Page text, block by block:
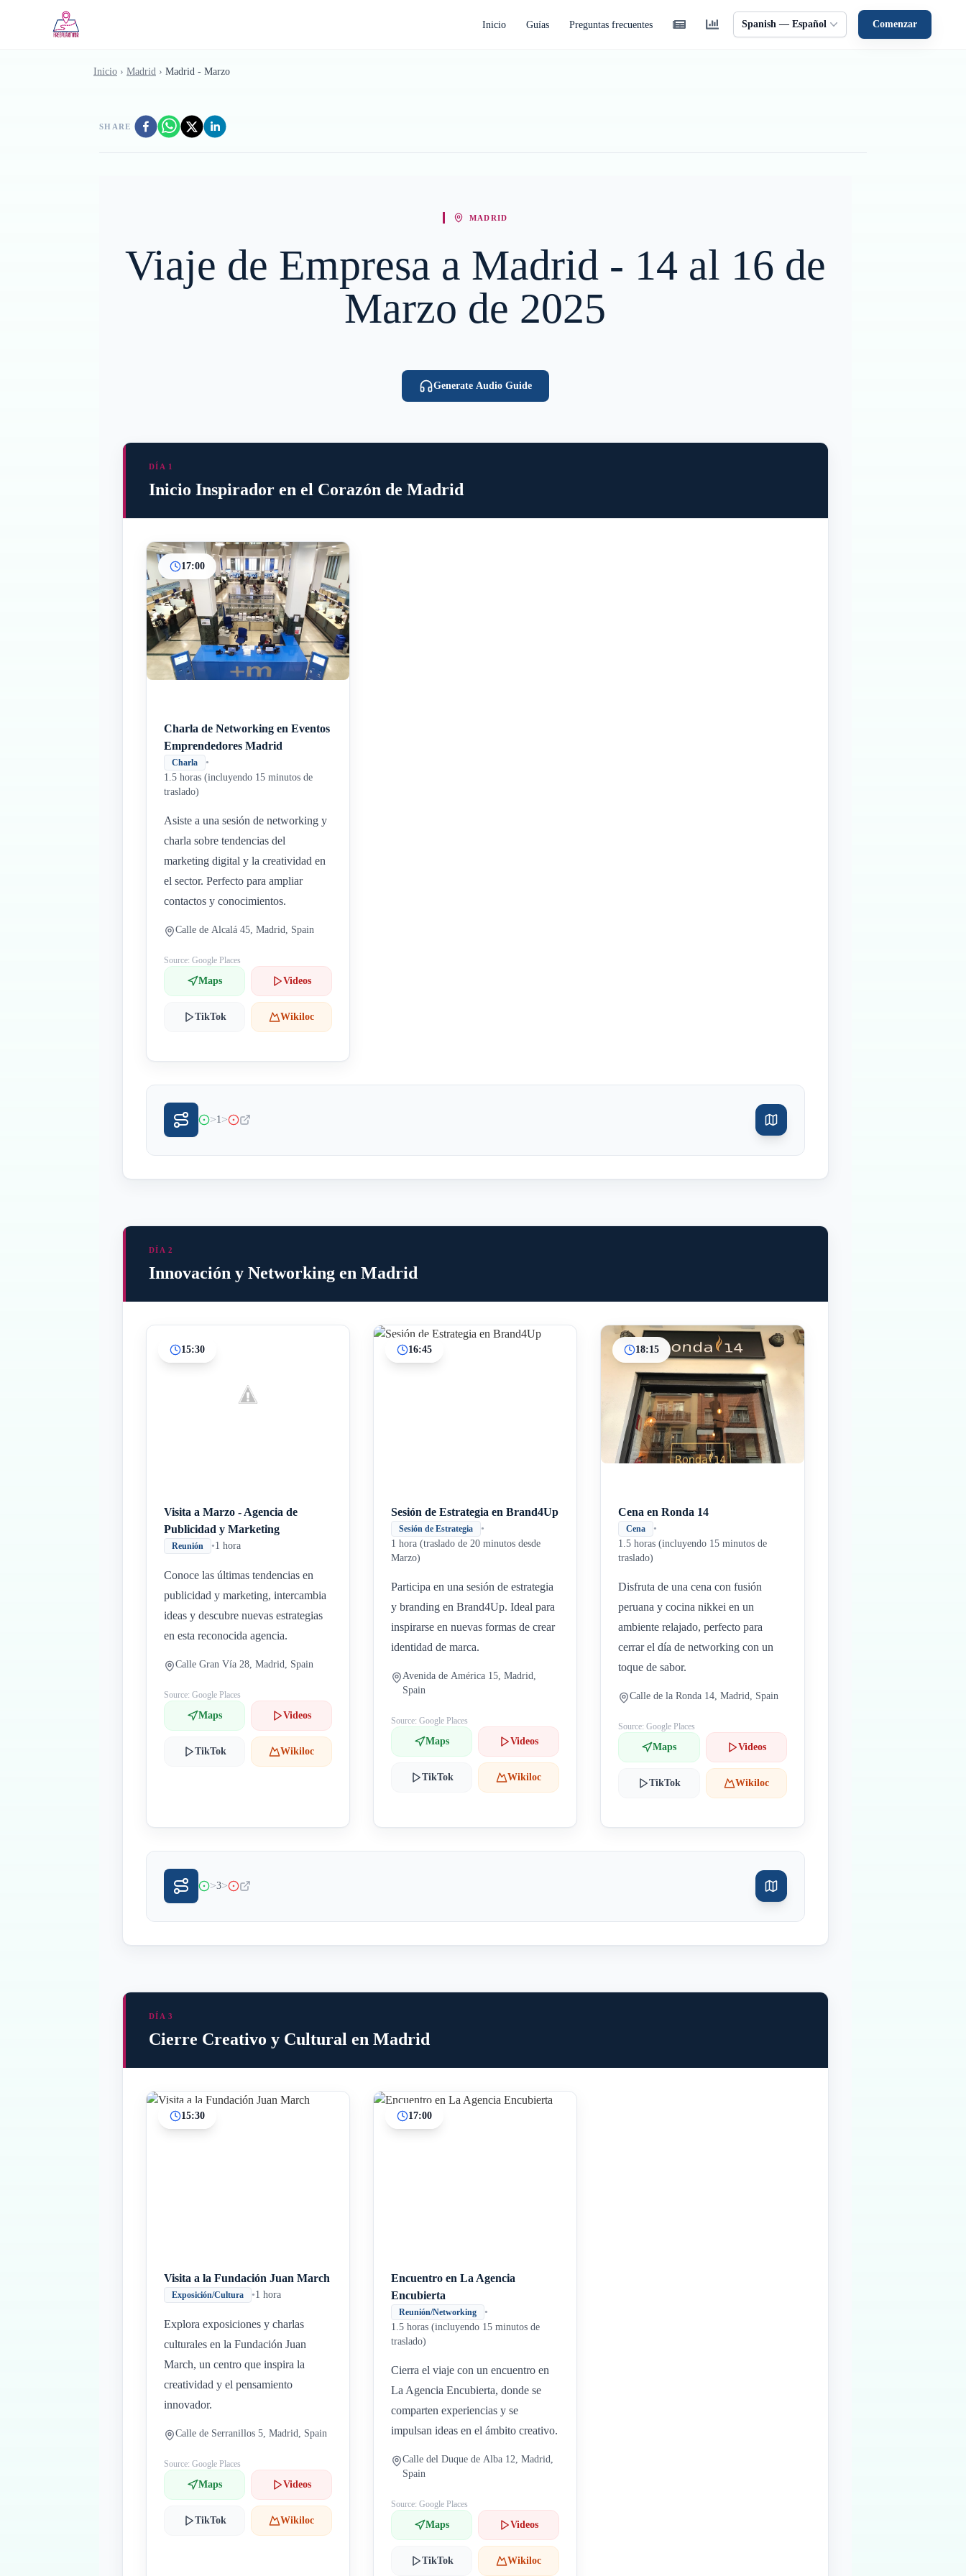
Inicio Guías Preguntas frecuentes Spanish — Español Comenzar
Inicio › Madrid › Madrid - Marzo
SHARE
MADRID
Viaje de Empresa a Madrid - 14 al 16 de
Marzo de 2025
Generate Audio Guide
DÍA 1
Inicio Inspirador en el Corazón de Madrid
17:00
Charla de Networking en Eventos
Emprendedores Madrid
Charla
•
1.5 horas (incluyendo 15 minutos de
traslado)
Asiste a una sesión de networking y
charla sobre tendencias del
marketing digital y la creatividad en
el sector. Perfecto para ampliar
contactos y conocimientos.
Calle de Alcalá 45, Madrid, Spain
Source: Google Places
Maps Videos
TikTok Wikiloc
>1>
DÍA 2
Innovación y Networking en Madrid
15:30
Visita a Marzo - Agencia de
Publicidad y Marketing
Reunión •1 hora
Conoce las últimas tendencias en
publicidad y marketing, intercambia
ideas y descubre nuevas estrategias
en esta reconocida agencia.
Calle Gran Vía 28, Madrid, Spain
Source: Google Places
Maps Videos
TikTok Wikiloc
16:45
Sesión de Estrategia en Brand4Up
Sesión de Estrategia
•
1 hora (traslado de 20 minutos desde
Marzo)
Participa en una sesión de estrategia
y branding en Brand4Up. Ideal para
inspirarse en nuevas formas de crear
identidad de marca.
Avenida de América 15, Madrid,
Spain
Source: Google Places
Maps Videos
TikTok Wikiloc
18:15
Cena en Ronda 14
Cena
•
1.5 horas (incluyendo 15 minutos de
traslado)
Disfruta de una cena con fusión
peruana y cocina nikkei en un
ambiente relajado, perfecto para
cerrar el día de networking con un
toque de sabor.
Calle de la Ronda 14, Madrid, Spain
Source: Google Places
Maps Videos
TikTok Wikiloc
>3>
DÍA 3
Cierre Creativo y Cultural en Madrid
15:30
Visita a la Fundación Juan March
Exposición/Cultura •1 hora
Explora exposiciones y charlas
culturales en la Fundación Juan
March, un centro que inspira la
creatividad y el pensamiento
innovador.
Calle de Serranillos 5, Madrid, Spain
Source: Google Places
Maps Videos
TikTok Wikiloc
17:00
Encuentro en La Agencia
Encubierta
Reunión/Networking
•
1.5 horas (incluyendo 15 minutos de
traslado)
Cierra el viaje con un encuentro en
La Agencia Encubierta, donde se
comparten experiencias y se
impulsan ideas en el ámbito creativo.
Calle del Duque de Alba 12, Madrid,
Spain
Source: Google Places
Maps Videos
TikTok Wikiloc